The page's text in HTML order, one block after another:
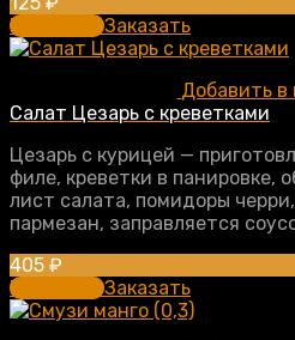
В корзинуЗаказать
Добавить
Салат Цезарь с креветками
Цезарь с курицей —
филе, креветки в панировке,
лист салата, помидоры
пармезан, заправляется
405 ₽
В корзинуЗаказать